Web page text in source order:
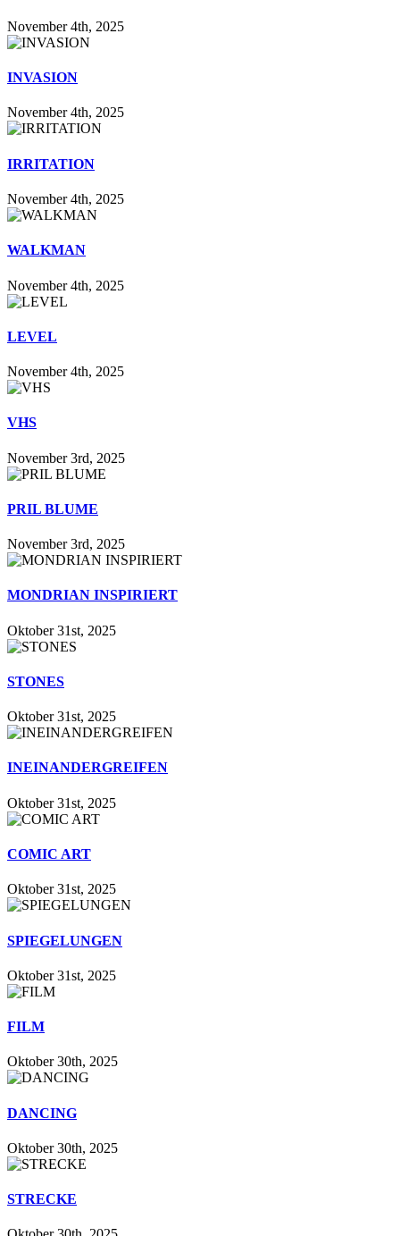
November 4th, 2025
INVASION
November 4th, 2025
IRRITATION
November 4th, 2025
WALKMAN
November 4th, 2025
LEVEL
November 4th, 2025
VHS
November 3rd, 2025
PRIL BLUME
November 3rd, 2025
MONDRIAN INSPIRIERT
Oktober 31st, 2025
STONES
Oktober 31st, 2025
INEINANDERGREIFEN
Oktober 31st, 2025
COMIC ART
Oktober 31st, 2025
SPIEGELUNGEN
Oktober 31st, 2025
FILM
Oktober 30th, 2025
DANCING
Oktober 30th, 2025
STRECKE